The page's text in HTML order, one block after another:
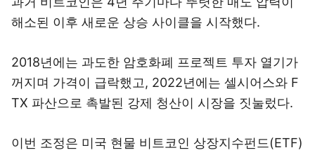
해소된 이후 새로운 상승 사이클을 시작했다.
2018년에는 과도한 암호화폐 프로젝트 투자 열기가
꺼지며 가격이 급락했고, 2022년에는 셀시어스와 F
TX 파산으로 촉발된 강제 청산이 시장을 짓눌렀다.
이번 조정은 미국 현물 비트코인 상장지수펀드(ETF)